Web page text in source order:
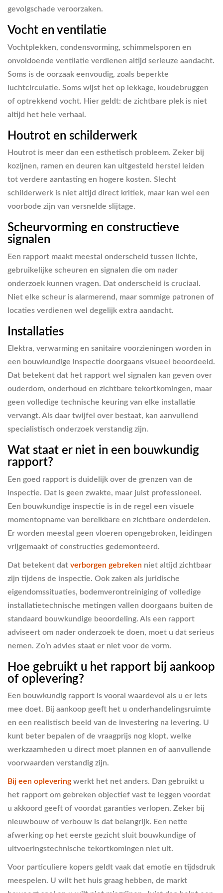
gevolgschade veroorzaken.
Vocht en ventilatie
Vochtplekken, condensvorming, schimmelsporen en
onvoldoende ventilatie verdienen altijd serieuze aandacht.
Soms is de oorzaak eenvoudig, zoals beperkte
luchtcirculatie. Soms wijst het op lekkage, koudebruggen
of optrekkend vocht. Hier geldt: de zichtbare plek is niet
altijd het hele verhaal.
Houtrot en schilderwerk
Houtrot is meer dan een esthetisch probleem. Zeker bij
kozijnen, ramen en deuren kan uitgesteld herstel leiden
tot verdere aantasting en hogere kosten. Slecht
schilderwerk is niet altijd direct kritiek, maar kan wel een
voorbode zijn van versnelde slijtage.
Scheurvorming en constructieve
signalen
Een rapport maakt meestal onderscheid tussen lichte,
gebruikelijke scheuren en signalen die om nader
onderzoek kunnen vragen. Dat onderscheid is cruciaal.
Niet elke scheur is alarmerend, maar sommige patronen of
locaties verdienen wel degelijk extra aandacht.
Installaties
Elektra, verwarming en sanitaire voorzieningen worden in
een bouwkundige inspectie doorgaans visueel beoordeeld.
Dat betekent dat het rapport wel signalen kan geven over
ouderdom, onderhoud en zichtbare tekortkomingen, maar
geen volledige technische keuring van elke installatie
vervangt. Als daar twijfel over bestaat, kan aanvullend
specialistisch onderzoek verstandig zijn.
Wat staat er niet in een bouwkundig
rapport?
Een goed rapport is duidelijk over de grenzen van de
inspectie. Dat is geen zwakte, maar juist professioneel.
Een bouwkundige inspectie is in de regel een visuele
momentopname van bereikbare en zichtbare onderdelen.
Er worden meestal geen vloeren opengebroken, leidingen
vrijgemaakt of constructies gedemonteerd.
Dat betekent dat verborgen gebreken niet altijd zichtbaar
zijn tijdens de inspectie. Ook zaken als juridische
eigendomssituaties, bodemverontreiniging of volledige
installatietechnische metingen vallen doorgaans buiten de
standaard bouwkundige beoordeling. Als een rapport
adviseert om nader onderzoek te doen, moet u dat serieus
nemen. Zo’n advies staat er niet voor de vorm.
Hoe gebruikt u het rapport bij aankoop
of oplevering?
Een bouwkundig rapport is vooral waardevol als u er iets
mee doet. Bij aankoop geeft het u onderhandelingsruimte
en een realistisch beeld van de investering na levering. U
kunt beter bepalen of de vraagprijs nog klopt, welke
werkzaamheden u direct moet plannen en of aanvullende
voorwaarden verstandig zijn.
Bij een oplevering werkt het net anders. Dan gebruikt u
het rapport om gebreken objectief vast te leggen voordat
u akkoord geeft of voordat garanties verlopen. Zeker bij
nieuwbouw of verbouw is dat belangrijk. Een nette
afwerking op het eerste gezicht sluit bouwkundige of
uitvoeringstechnische tekortkomingen niet uit.
Voor particuliere kopers geldt vaak dat emotie en tijdsdruk
meespelen. U wilt het huis graag hebben, de markt